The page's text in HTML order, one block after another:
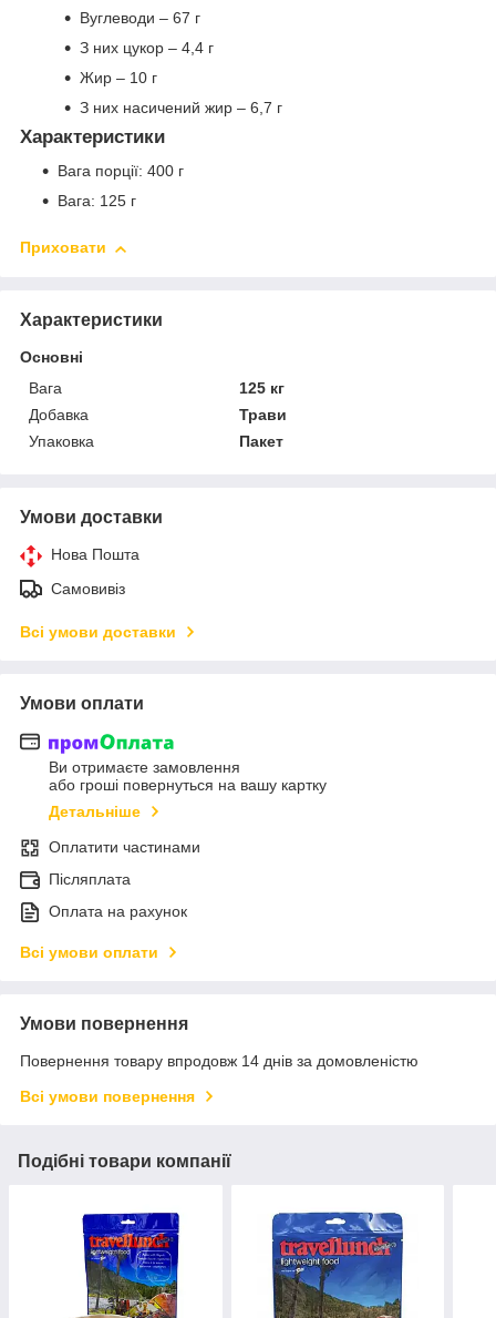
Вуглеводи – 67 г
З них цукор – 4,4 г
Жир – 10 г
З них насичений жир – 6,7 г
Характеристики
Вага порції: 400 г
Вага: 125 г
Приховати
Характеристики
Основні
Вага
125 кг
Добавка
Трави
Упаковка
Пакет
Умови доставки
Нова Пошта
Самовивіз
Всі умови доставки
Умови оплати
Ви отримаєте замовлення
або гроші повернуться на вашу картку
Детальніше
Оплатити частинами
Післяплата
Оплата на рахунок
Всі умови оплати
Умови повернення
Повернення товару впродовж 14 днів за домовленістю
Всі умови повернення
Подібні товари компанії